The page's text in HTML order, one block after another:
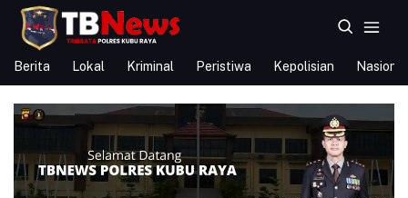
Berita Lokal Kriminal Peristiwa Kepolisian Nasional